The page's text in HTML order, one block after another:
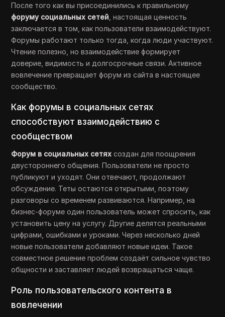
После того как вы присоединились к правильному
форуму социальных сетей , настоящая ценность
заключается в том, как пользователи взаимодействуют.
Форумы работают только тогда, когда люди участвуют.
Чтение полезно, но взаимодействие формирует
доверие, видимость и долгосрочные связи. Активное
вовлечение превращает форум из сайта в настоящее
сообщество.
Как форумы в социальных сетях
способствуют взаимодействию с
сообществом
Форум в социальных сетях создан для поощрения
двустороннего общения. Пользователи не просто
публикуют и уходят. Они отвечают, продолжают
обсуждение. Теты остаются открытыми, поэтому
разговоры со временем развиваются. Например, на
бизнес-форуме один пользователь может спросить, как
установить цену на услугу. Другие делятся реальными
цифрами, ошибками и уроками. Через несколько дней
новые пользователи добавляют новые идеи. Такое
совместное решение проблем создаёт сильное чувство
общности и заставляет людей возвращаться чаще.
Роль пользовательского контента в
вовлечении